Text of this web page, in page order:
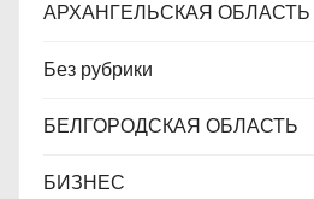
АРХАНГЕЛЬСКАЯ ОБЛАСТЬ
Без рубрики
БЕЛГОРОДСКАЯ ОБЛАСТЬ
БИЗНЕС